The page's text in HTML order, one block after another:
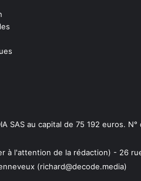
SAS au capital de 75 192 euros. N°
à l'attention de la rédaction) - 26
(richard@decode.media)